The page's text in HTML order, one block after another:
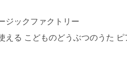
ジックファクトリー
える こどものどうぶつのうた ピ